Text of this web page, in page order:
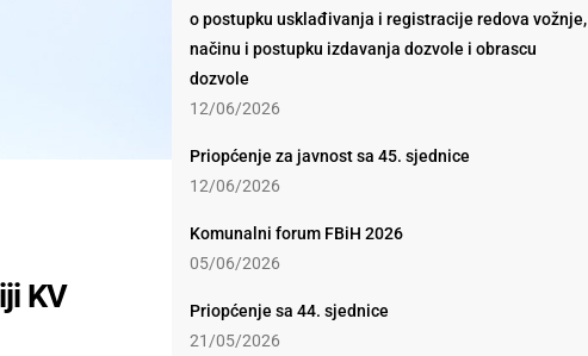
KV
o postupku usklađivanja i registracije redova vožnje,
načinu i postupku izdavanja dozvole i obrascu
dozvole
12/06/2026
Priopćenje za javnost sa 45. sjednice
12/06/2026
Komunalni forum FBiH 2026
05/06/2026
Priopćenje sa 44. sjednice
21/05/2026